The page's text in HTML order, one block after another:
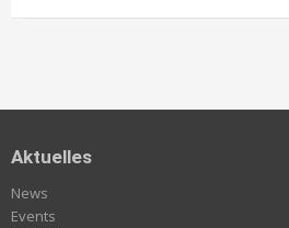
Aktuelles
News
Events